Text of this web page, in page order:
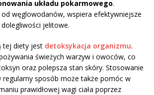
układu pokarmowego.
od węglowodanów, wspiera efektywniejsze
jelitowe.
tej diety jest detoksykacja organizmu.
świeżych warzyw i owoców, co
oraz polepsza stan skóry. Stosowanie
regularny sposób może także pomóc w
prawidłowej wagi ciała poprzez